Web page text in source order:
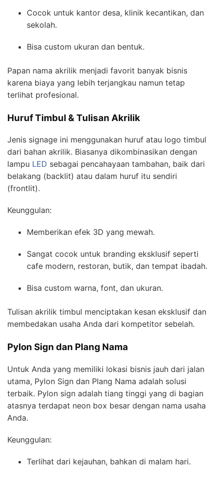
Cocok untuk kantor desa, klinik kecantikan, dan
sekolah.
Bisa custom ukuran dan bentuk.
Papan nama akrilik menjadi favorit banyak bisnis
karena biaya yang lebih terjangkau namun tetap
terlihat profesional.
Huruf Timbul & Tulisan Akrilik
Jenis signage ini menggunakan huruf atau logo timbul
dari bahan akrilik. Biasanya dikombinasikan dengan
lampu LED sebagai pencahayaan tambahan, baik dari
belakang (backlit) atau dalam huruf itu sendiri
(frontlit).
Keunggulan:
Memberikan efek 3D yang mewah.
Sangat cocok untuk branding eksklusif seperti
cafe modern, restoran, butik, dan tempat ibadah.
Bisa custom warna, font, dan ukuran.
Tulisan akrilik timbul menciptakan kesan eksklusif dan
membedakan usaha Anda dari kompetitor sebelah.
Pylon Sign dan Plang Nama
Untuk Anda yang memiliki lokasi bisnis jauh dari jalan
utama, Pylon Sign dan Plang Nama adalah solusi
terbaik. Pylon sign adalah tiang tinggi yang di bagian
atasnya terdapat neon box besar dengan nama usaha
Anda.
Keunggulan:
Terlihat dari kejauhan, bahkan di malam hari.